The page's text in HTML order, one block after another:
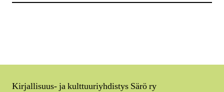
Kirjallisuus- ja kulttuuriyhdistys Särö ry